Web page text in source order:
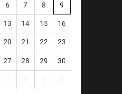
6 7 8 9
13 14 15 16
20 21 22 23
27 28 29 30